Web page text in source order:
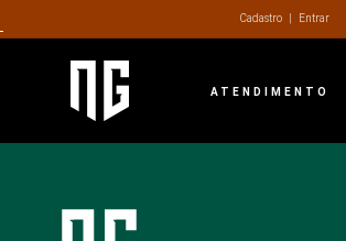
Cadastro Entrar
ATENDIMENTO